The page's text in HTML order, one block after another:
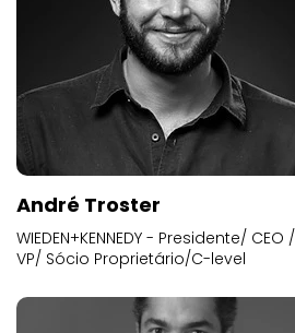
André Troster
WIEDEN+KENNEDY - Presidente/ CEO /
VP/ Sócio Proprietário/C-level